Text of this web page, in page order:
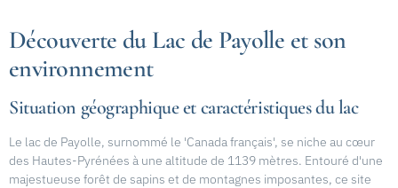
Découverte du Lac de Payolle et son
environnement
Situation géographique et caractéristiques du lac
Le lac de Payolle, surnommé le 'Canada français', se niche au cœur
des Hautes-Pyrénées à une altitude de 1139 mètres. Entouré d'une
majestueuse forêt de sapins et de montagnes imposantes, ce site